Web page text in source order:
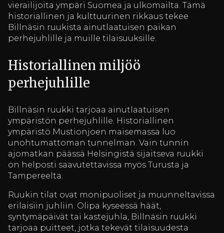
vierailijoita ympäri Suomea ja ulkomailta. Tämä
historiallinen ja kulttuurinen rikkaus tekee
Billnäsin ruukista ainutlaatuisen paikan
perhejuhlille ja muille tilaisuuksille.
Historiallinen miljöö
perhejuhlille
Billnäsin ruukki tarjoaa ainutlaatuisen
ympäristön perhejuhlille. Historiallinen
ympäristö Mustionjoen maisemassa luo
unohtumattoman tunnelman. Vain tunnin
ajomatkan päässä Helsingistä sijaitseva ruukki
on helposti saavutettavissa myös Turusta ja
Tampereelta.
Ruukin tilat ovat monipuoliset ja muunneltavissa
erilaisiin juhliin. Olipa kyseessä häät,
syntymäpäivät tai kastejuhla, Billnäsin ruukki
tarjoaa puitteet, jotka tekevät tilaisuudesta